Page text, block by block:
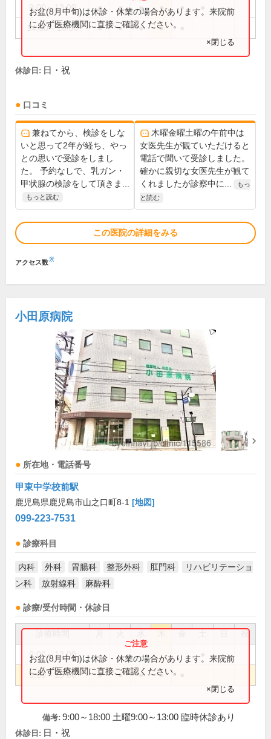
9:00～13:00 ● ● ● ● ●
14:30～18:00 ● ● ● ●
お盆(8月中旬)は休診・休業の場合があります。来院前
に必ず医療機関に直接ご確認ください。
×閉じる
休診日: 日・祝
口コミ
兼ねてから、検診をしな
いと思って2年が経ち、やっ
との思いで受診をしまし
た。 予約なしで、乳ガン・
甲状腺の検診をして頂きま...
もっと読む
木曜金曜土曜の午前中は
女医先生が観ていただけると
電話で聞いて受診しました。
確かに親切な女医先生が観て
くれましたが診察中に...
もっ
と読む
この医院の詳細をみる
アクセス数※
小田原病院
所在地・電話番号
甲東中学校前駅
鹿児島県鹿児島市山之口町8-1 [地図]
099-223-7531
診療科目
内科 外科 胃腸科 整形外科 肛門科
リハビリテーショ
ン科
放射線科 麻酔科
診療/受付時間・休診日
祝
9:00～13:00
9:00～18:00 ● ● ● ●
お盆(8月中旬)は休診・休業の場合があります。来院前
に必ず医療機関に直接ご確認ください。
×閉じる
備考: 9:00～18:00 土曜9:00～13:00 臨時休診あり
休診日: 日・祝